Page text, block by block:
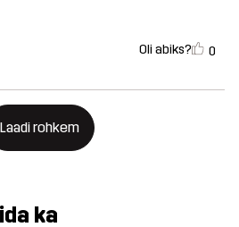
Oli abiks? 0
Laadi rohkem
ka